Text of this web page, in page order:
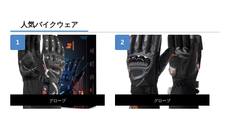
人気バイクウェア
グローブ グローブ